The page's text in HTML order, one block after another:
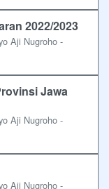
2022/2023
Aji Nugroho -
Jawa
Aji Nugroho -
Aji Nugroho -